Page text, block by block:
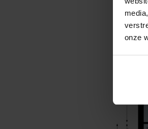
onze